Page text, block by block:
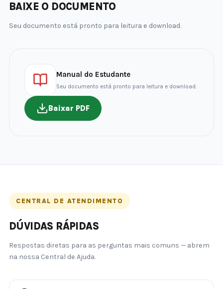
BAIXE O DOCUMENTO
Seu documento está pronto para leitura e download.
Manual do Estudante
Seu documento está pronto para leitura e download.
Baixar PDF
CENTRAL DE ATENDIMENTO
DÚVIDAS RÁPIDAS
Respostas diretas para as perguntas mais comuns — abrem
na nossa Central de Ajuda.